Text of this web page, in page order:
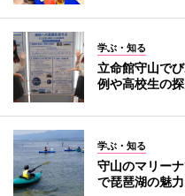
学ぶ・知る
立命館守山で
例や高校生の
学ぶ・知る
守山のマリー
で琵琶湖の魅